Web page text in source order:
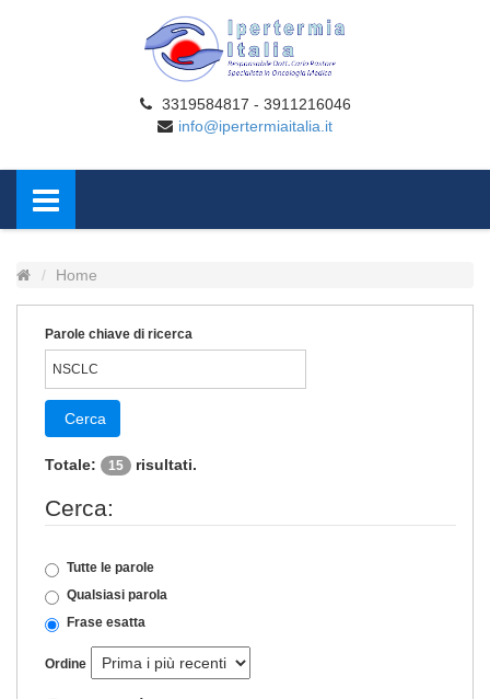
3319584817 - 3911216046
info@ipertermiaitalia.it
Home
Parole chiave di ricerca
Cerca
Totale: 15 risultati.
Cerca:
Tutte le parole
Qualsiasi parola
Frase esatta
Ordine